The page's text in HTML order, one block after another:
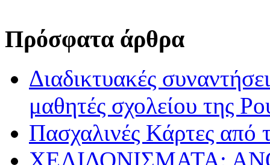
Πρόσφατα άρθρα
Διαδικτυακές
μαθητές σχολείου της
Πασχαλινές Κάρτες από